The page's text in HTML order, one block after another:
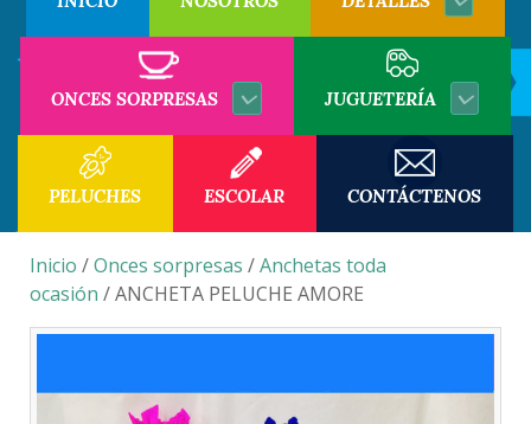
ONCES SORPRESAS JUGUETERÍA
PELUCHES ESCOLAR CONTÁCTENOS
Inicio /Onces sorpresas /Anchetas toda
ocasión / ANCHETA PELUCHE AMORE